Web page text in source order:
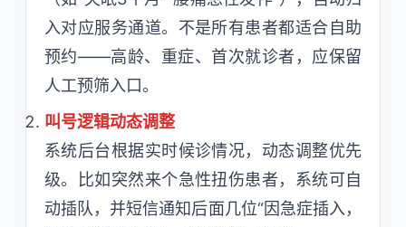
入对应服务通道。不是所有患者都适合自助
预约——高龄、重症、首次就诊者，应保留
人工预筛入口。
叫号逻辑动态调整
系统后台根据实时候诊情况，动态调整优先
级。比如突然来个急性扭伤患者，系统可自
动插队，并短信通知后面几位“因急症插入，